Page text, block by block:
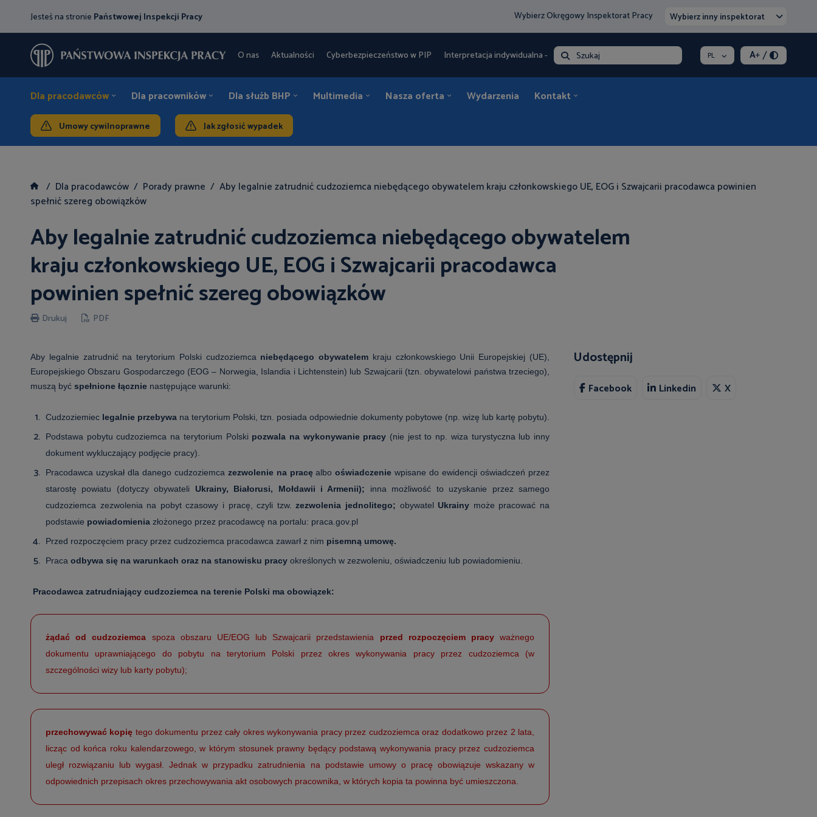
Jesteś na stronie Państwowej Inspekcji Pracy Wybierz Okręgowy Inspektorat Pracy Wybierz inny inspektorat
O nas Aktualności Cyberbezpieczeństwo w PIP Interpretacja indywidualna - opłata Szukaj PL A+/
Dla pracodawców Dla pracowników Dla służb BHP Multimedia Nasza oferta Wydarzenia Kontakt
Umowy cywilnoprawne Jak zgłosić wypadek
Dla pracodawców Porady prawne
Aby legalnie zatrudnić cudzoziemca niebędącego obywatelem kraju członkowskiego UE, EOG i Szwajcarii pracodawca powinien
spełnić szereg obowiązków
Aby legalnie zatrudnić cudzoziemca niebędącego obywatelem
kraju członkowskiego UE, EOG i Szwajcarii pracodawca
powinien spełnić szereg obowiązków
Drukuj PDF
Aby legalnie zatrudnić na terytorium Polski cudzoziemca niebędącego obywatelem kraju członkowskiego Unii Europejskiej (UE),
Europejskiego Obszaru Gospodarczego (EOG – Norwegia, Islandia i Lichtenstein) lub Szwajcarii (tzn. obywatelowi państwa trzeciego),
muszą być spełnione łącznie następujące warunki:
Cudzoziemiec legalnie przebywa na terytorium Polski, tzn. posiada odpowiednie dokumenty pobytowe (np. wizę lub kartę pobytu).
Podstawa pobytu cudzoziemca na terytorium Polski pozwala na wykonywanie pracy (nie jest to np. wiza turystyczna lub inny
dokument wykluczający podjęcie pracy).
Pracodawca uzyskał dla danego cudzoziemca zezwolenie na pracęalbooświadczenie wpisane do ewidencji oświadczeń przez
starostę powiatu (dotyczy obywateli Ukrainy, Białorusi, Mołdawii i Armenii); inna możliwość to uzyskanie przez samego
cudzoziemca zezwolenia na pobyt czasowy i pracę, czyli tzw.zezwolenia jednolitego; obywatel Ukrainy może pracować na
podstawie powiadomienia złożonego przez pracodawcę na portalu: praca.gov.pl
Przed rozpoczęciem pracy przez cudzoziemca pracodawca zawarł z nim pisemną umowę.
Praca odbywa się na warunkach oraz na stanowisku pracy określonych w zezwoleniu, oświadczeniu lub powiadomieniu.
Pracodawca zatrudniający cudzoziemca na terenie Polski ma obowiązek:
żądać od cudzoziemca spoza obszaru UE/EOG lub Szwajcarii przedstawienia przed rozpoczęciem pracyważnego
dokumentu uprawniającego do pobytu na terytorium Polski przez okres wykonywania pracy przez cudzoziemca (w
szczególności wizy lub karty pobytu);
przechowywać kopię tego dokumentu przez cały okres wykonywania pracy przez cudzoziemca oraz dodatkowo przez 2 lata,
licząc od końca roku kalendarzowego, w którym stosunek prawny będący podstawą wykonywania pracy przez cudzoziemca
uległ rozwiązaniu lub wygasł. Jednak w przypadku zatrudnienia na podstawie umowy o pracę obowiązuje wskazany w
odpowiednich przepisach okres przechowywania akt osobowych pracownika, w których kopia ta powinna być umieszczona.
Udostępnij
Facebook Linkedin X